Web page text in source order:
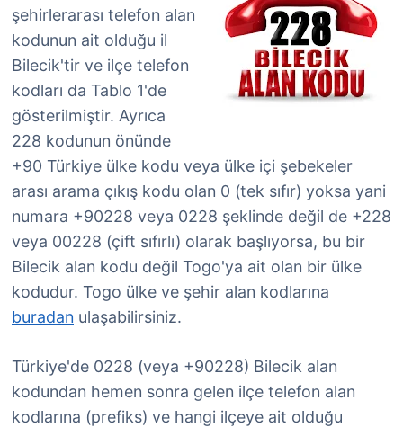
şehirlerarası telefon alan
kodunun ait olduğu il
Bilecik'tir ve ilçe telefon
kodları da Tablo 1'de
gösterilmiştir. Ayrıca
228 kodunun önünde
+90 Türkiye ülke kodu veya ülke içi şebekeler
arası arama çıkış kodu olan 0 (tek sıfır) yoksa yani
numara +90228 veya 0228 şeklinde değil de +228
veya 00228 (çift sıfırlı) olarak başlıyorsa, bu bir
Bilecik alan kodu değil Togo'ya ait olan bir ülke
kodudur. Togo ülke ve şehir alan kodlarına
buradan ulaşabilirsiniz.
Türkiye'de 0228 (veya +90228) Bilecik alan
kodundan hemen sonra gelen ilçe telefon alan
kodlarına (prefiks) ve hangi ilçeye ait olduğu